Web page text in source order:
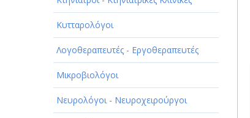
ΞΕΝΟΔΟΧΕΙΑ - ΤΟΥΡΙΣΜΟΣ
ΟΜΟΡΦΙΑ
ΠΑΡΟΧΗ ΥΠΗΡΕΣΙΩΝ
ΤΕΧΝΙΚΑ - ΚΑΤΑΣΚΕΥΑΣΤΙΚΑ
Κυτταρολόγοι
Λογοθεραπευτές - Εργοθεραπευτές
Μικροβιολόγοι
Νευρολόγοι - Νευροχειρούργοι